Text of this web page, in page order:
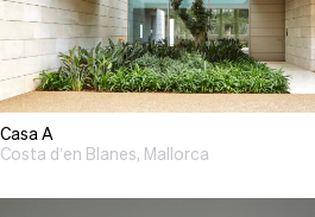
Casa A
Costa d’en Blanes, Mallorca